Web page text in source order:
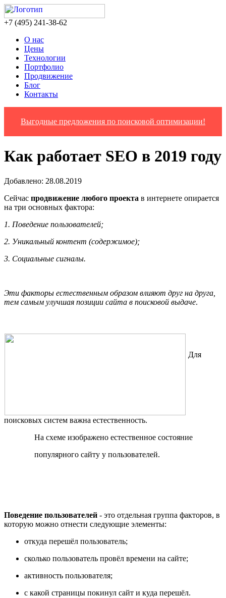
‎+7 (495) 241-38-62
О нас
Цены
Технологии
Портфолио
Продвижение
Блог
Контакты
Выгодные предложения по поисковой оптимизации!
Как работает SEO в 2019 году
Добавлено: 28.08.2019
Сейчас продвижение любого проекта в интернете опирается
на три основных фактора:
1. Поведение пользователей;
2. Уникальный контент (содержимое);
3. Социальные сигналы.
Эти факторы естественным образом влияют друг на друга,
тем самым улучшая позиции сайта в поисковой выдаче.
Для
поисковых систем важна естественность.
На схеме изображено естественное состояние
популярного сайту у пользователей.
Поведение пользователей - это отдельная группа факторов, в
которую можно отнести следующие элементы:
откуда перешёл пользователь;
сколько пользователь провёл времени на сайте;
активность пользователя;
с какой страницы покинул сайт и куда перешёл.